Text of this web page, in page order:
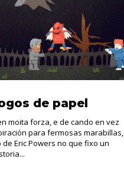
de papel
moita forza, e de cando en vez
para fermosas marabillas,
de Eric Powers no que fixo un